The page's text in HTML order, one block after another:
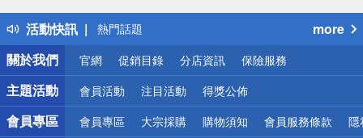
活動快訊
得獎公告
熱門話題
銀行優惠
偏遠地區配送
詐騙網頁！請小心！
more
關於我們
官網 促銷目錄 分店資訊 保險服務
主題活動 會員活動 注目活動 得獎公佈
會員專區 會員專區 大宗採購 購物須知 會員服務條款 隱